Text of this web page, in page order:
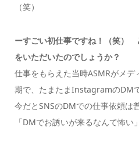
（笑）
ーすごい初仕事ですね！（笑）
をいただいたのでしょうか？
仕事をもらえた当時ASMRがメ
期で、たまたまInstagramのDM
今だとSNSのDMでの仕事依頼は
「DMでお誘いが来るなんて怖い